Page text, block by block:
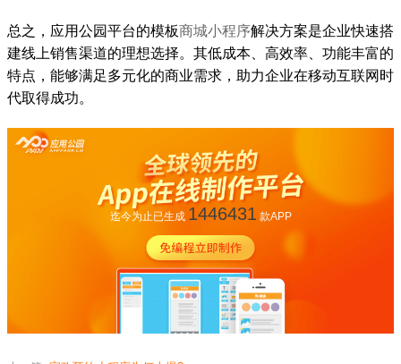
总之，应用公园平台的模板商城小程序解决方案是企业快速搭
建线上销售渠道的理想选择。其低成本、高效率、功能丰富的
特点，能够满足多元化的商业需求，助力企业在移动互联网时
代取得成功。
迄今为止已生成 1446431款APP